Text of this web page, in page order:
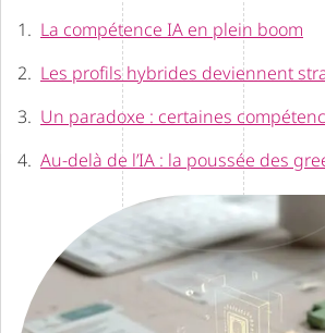
La compétence IA en plein boom
Les profils hybrides deviennent